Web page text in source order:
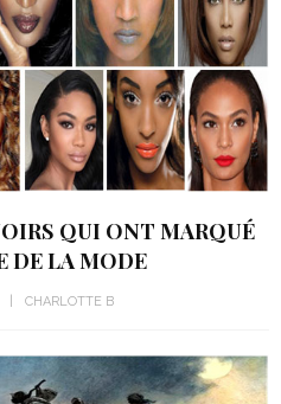
QUI ONT MARQUÉ
DE LA MODE
CHARLOTTE B